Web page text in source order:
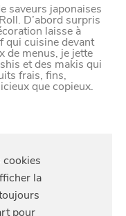
saveurs japonaises
D’abord surpris
laisse à
qui cuisine devant
de menus, je jette
et des makis qui
frais, fins,
que copieux.